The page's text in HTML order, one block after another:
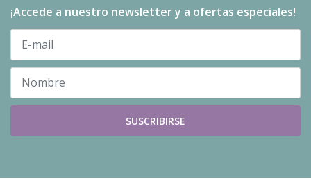
¡Accede a nuestro newsletter y a ofertas especiales!
SUSCRIBIRSE